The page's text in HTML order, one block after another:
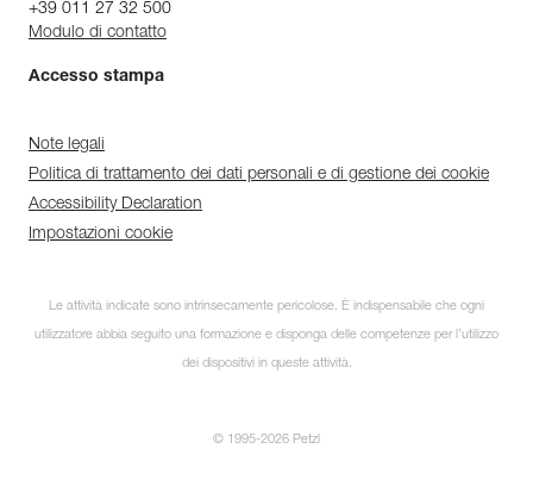
+39 011 27 32 500
Modulo di contatto
Accesso stampa
Note legali
Politica di trattamento dei dati personali e di gestione dei cookie
Accessibility Declaration
Impostazioni cookie
Le attività indicate sono intrinsecamente pericolose. È indispensabile che ogni
utilizzatore abbia seguito una formazione e disponga delle competenze per l’utilizzo
dei dispositivi in queste attività.
© 1995-2026 Petzl